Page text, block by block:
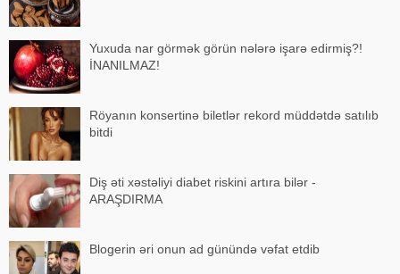
Yuxuda nar görmək görün nələrə işarə edirmiş?!
İNANILMAZ!
Röyanın konsertinə biletlər rekord müddətdə satılıb
bitdi
Diş əti xəstəliyi diabet riskini artıra bilər -
ARAŞDIRMA
Blogerin əri onun ad günündə vəfat etdib